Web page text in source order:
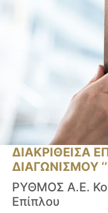
ΔΙΑΚΡΙΘΕΙΣΑ
ΔΙΑΓΩΝΙΣΜΟΥ ‘’
ΡΥΘΜΟΣ Α.Ε.
Επίπλου